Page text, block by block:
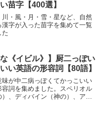
苗字【400選】
川・風・月・雪・星など、自然
漢字が入った苗字を集めて一覧
た
な《イビル》】厨二っぽい
い英語の形容詞【80語】
味が中二病っぽくてかっこいい
容詞を集めました。スペリオル
）、ディバイン（神の）、アブ